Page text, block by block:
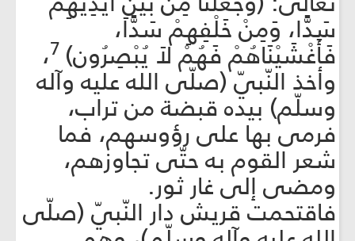
سَدًّا، وَمِنْ خَلْفِهِمْ سَدًّا،
فَأَغْشَيْنَاهُمْ فَهُمْ لاَ يُبْصِرُون) ،
وأخذ النّبيّ (صلّى الله عليه وآله
وسلّم) بيده قبضة من تراب،
فرمى بها على رؤوسهم، فما
شعر القوم به حتّى تجاوزهم،
ومضى إلى غار ثور.
فاقتحمت قريش دار النّبيّ (صلّى